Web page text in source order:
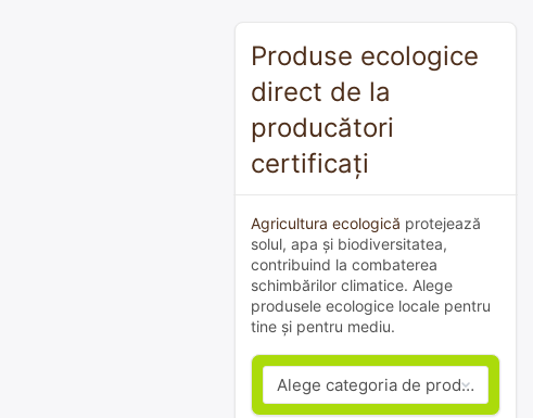
Produse ecologice
direct de la
producători
certificați
Agricultura ecologică protejează
solul, apa și biodiversitatea,
contribuind la combaterea
schimbărilor climatice. Alege
produsele ecologice locale pentru
tine și pentru mediu.